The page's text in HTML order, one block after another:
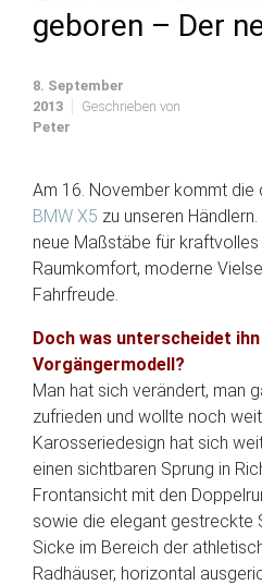
geboren – Der
8. September
2013
Geschrieben von
Peter
Am 16. November kommt die
BMW X5 zu unseren
neue Maßstäbe für kraftvolles
Raumkomfort, moderne
Fahrfreude.
Doch was unterscheidet
Vorgängermodell?
Man hat sich verändert, man
zufrieden und wollte noch
Karosseriedesign hat sich
einen sichtbaren Sprung in
Frontansicht mit den
sowie die elegant gestreckte
Sicke im Bereich der
Radhäuser, horizontal